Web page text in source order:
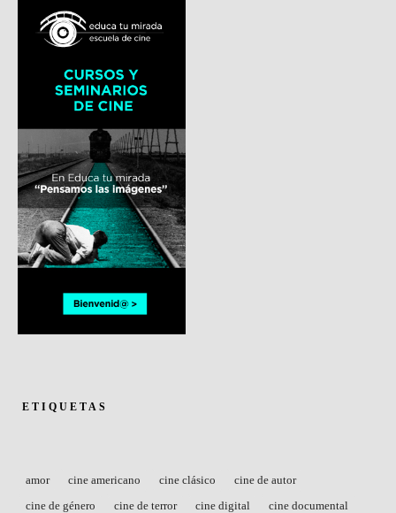
ETIQUETAS
amor cine americano cine clásico
cine de autor
cine de género
cine de terror cine digital
cine documental